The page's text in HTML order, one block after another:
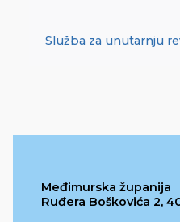
Služba za unutarnju
Međimurska županija
Ruđera Boškovića 2,